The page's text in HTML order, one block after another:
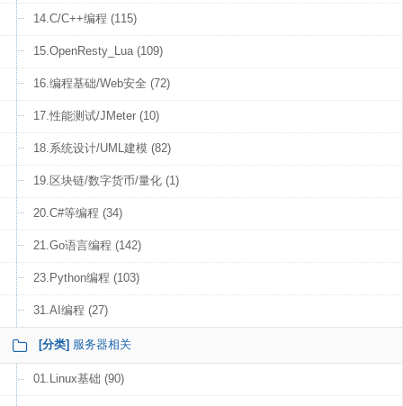
14.C/C++编程 (115)
15.OpenResty_Lua (109)
16.编程基础/Web安全 (72)
17.性能测试/JMeter (10)
18.系统设计/UML建模 (82)
19.区块链/数字货币/量化 (1)
20.C#等编程 (34)
21.Go语言编程 (142)
23.Python编程 (103)
31.AI编程 (27)
[分类] 服务器相关
01.Linux基础 (90)